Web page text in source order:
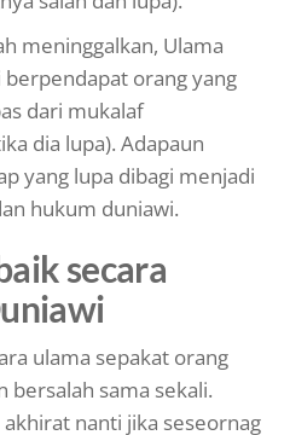
meninggalkan, Ulama
berpendapat orang yang
dari mukalaf
dia lupa). Adapaun
yang lupa dibagi menjadi
hukum duniawi.
secara
ulama sepakat orang
bersalah sama sekali.
nanti jika seseornag